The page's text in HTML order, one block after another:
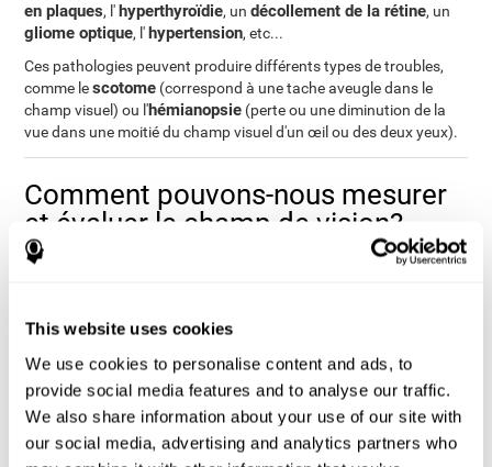
This website uses cookies
We use cookies to personalise content and ads, to
provide social media features and to analyse our traffic.
We also share information about your use of our site with
our social media, advertising and analytics partners who
en plaques, l' hyperthyroïdie, undécollement de la rétine, un
gliome optique, l' hypertension, etc...
Ces pathologies peuvent produire différents types de troubles,
comme lescotome (correspond à une tache aveugle dans le
champ visuel) ou l'hémianopsie (perte ou une diminution de la
vue dans une moitié du champ visuel d'un œil ou des deux yeux).
Comment pouvons-nous mesurer
et évaluer le champ de vision?
Le champ de vision nous permet de percevoir une grande
fluidité de nombreuses activités de notre quotidien. Par delà,
l'évaluation de notre champ de vision peut être une grande aide et
ceci dans plusieurs domaine : dans le
domaine scolaire
(pour
savoir si un élève va avoir des problèmes pour voir le tableau),
dans ledomaine de la santé(pour savoir si un patient va
pouvoir conduire un véhicule) ou encore dans ledomaine